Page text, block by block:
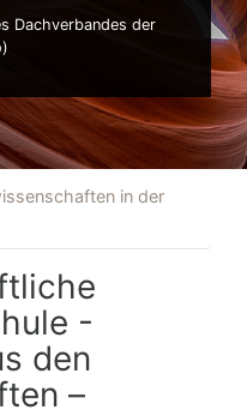
Dachverbandes der
in der
-
den
–